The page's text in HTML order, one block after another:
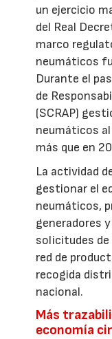
un ejercicio
del Real
marco
neumáticos
Durante el
de
(SCRAP)
neumáticos
más que en
La actividad
gestionar el
neumáticos,
generadores
solicitudes de
red de
recogida
nacional.
Más
economía